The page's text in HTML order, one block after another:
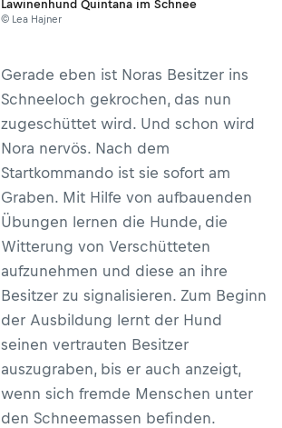
Lawinenhund Quintana im Schnee
© Lea Hajner
Gerade eben ist Noras Besitzer ins
Schneeloch gekrochen, das nun
zugeschüttet wird. Und schon wird
Nora nervös. Nach dem
Startkommando ist sie sofort am
Graben. Mit Hilfe von aufbauenden
Übungen lernen die Hunde, die
Witterung von Verschütteten
aufzunehmen und diese an ihre
Besitzer zu signalisieren. Zum Beginn
der Ausbildung lernt der Hund
seinen vertrauten Besitzer
auszugraben, bis er auch anzeigt,
wenn sich fremde Menschen unter
den Schneemassen befinden.